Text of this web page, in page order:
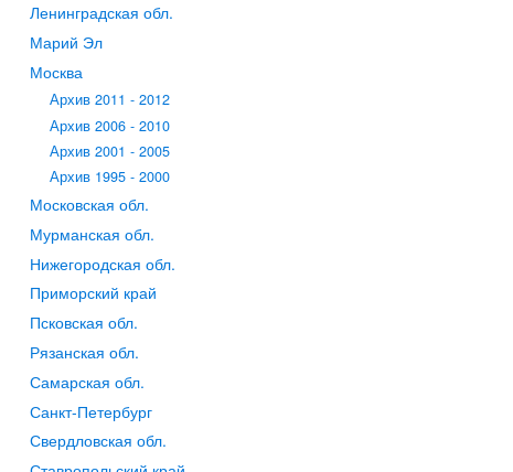
Ленинградская обл.
Марий Эл
Москва
Архив 2011 - 2012
Архив 2006 - 2010
Архив 2001 - 2005
Архив 1995 - 2000
Московская обл.
Мурманская обл.
Нижегородская обл.
Приморский край
Псковская обл.
Рязанская обл.
Самарская обл.
Санкт-Петербург
Свердловская обл.